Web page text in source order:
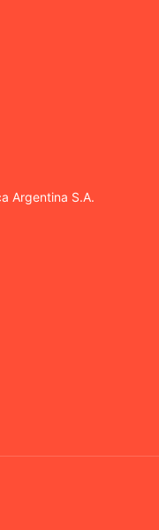
Argentina S.A.